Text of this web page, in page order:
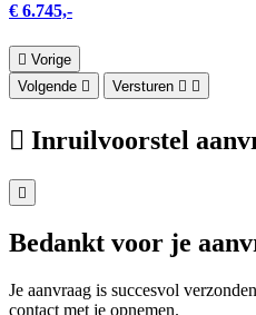
€ 6.745,-
Vorige
Volgende
Versturen
Inruilvoorstel
Bedankt voor je
Je aanvraag is succesvol
contact met je opnemen.